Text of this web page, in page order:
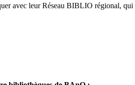
avec leur Réseau BIBLIO régional, qui